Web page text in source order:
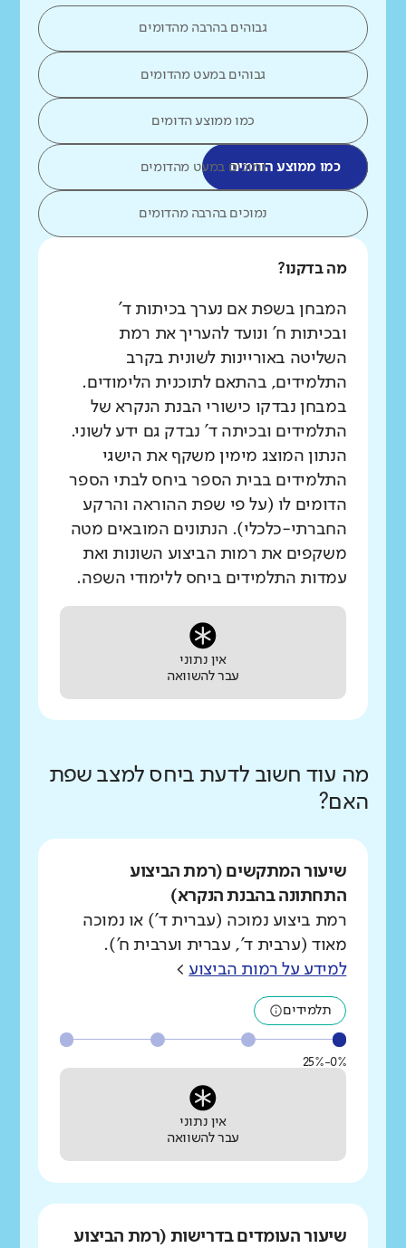
גבוהים בהרבה מהדומים
גבוהים במעט מהדומים
כמו ממוצע הדומים
כמו ממוצע הדומיםנמוכים במעט מהדומים
נמוכים בהרבה מהדומים
מה בדקנו?
המבחן בשפת אם נערך בכיתות ד'
ובכיתות ח' ונועד להעריך את רמת
השליטה באוריינות לשונית בקרב
התלמידים, בהתאם לתוכנית הלימודים.
במבחן נבדקו כישורי הבנת הנקרא של
התלמידים ובכיתה ד' נבדק גם ידע לשוני.
הנתון המוצג מימין משקף את הישגי
התלמידים בבית הספר ביחס לבתי הספר
הדומים לו (על פי שפת ההוראה והרקע
החברתי-כלכלי). הנתונים המובאים מטה
משקפים את רמות הביצוע השונות ואת
עמדות התלמידים ביחס ללימודי השפה.
אין נתוני
עבר להשוואה
מה עוד חשוב לדעת ביחס למצב שפת
האם?
שיעור המתקשים (רמת הביצוע
התחתונה בהבנת הנקרא)
רמת ביצוע נמוכה (עברית ד') או נמוכה
מאוד (ערבית ד', עברית וערבית ח').
למידע על רמות הביצוע >
תלמידים
0%-25%
אין נתוני
עבר להשוואה
שיעור העומדים בדרישות (רמת הביצוע